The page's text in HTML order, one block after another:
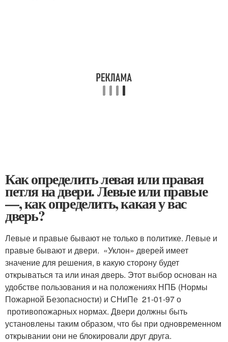
Как определить левая или правая
петля на двери. Левые или правые
—, как определить, какая у вас
дверь?
Левые и правые бывают не только в политике. Левые и
правые бывают и двери. «Уклон» дверей имеет
значение для решения, в какую сторону будет
открываться та или иная дверь. Этот выбор основан на
удобстве пользования и на положениях НПБ (Нормы
Пожарной Безопасности) и СНиПе 21-01-97 о
противопожарных нормах. Двери должны быть
установлены таким образом, что бы при одновременном
открывании они не блокировали друг друга.